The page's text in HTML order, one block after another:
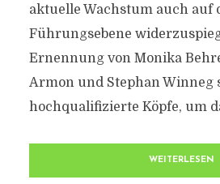
aktuelle Wachstum auch auf
Führungsebene
Ernennung von Monika
Armon und Stephan Winneg
hochqualifizierte Köpfe, um
WEITERLESEN